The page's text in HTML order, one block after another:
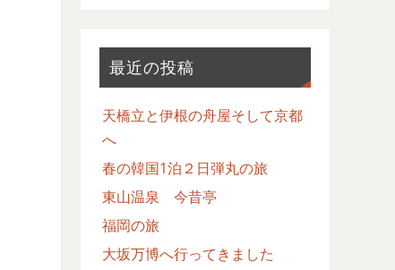
最近の投稿
天橋立と伊根の舟屋そして京都
へ
春の韓国1泊２日弾丸の旅
東山温泉 今昔亭
福岡の旅
大坂万博へ行ってきました